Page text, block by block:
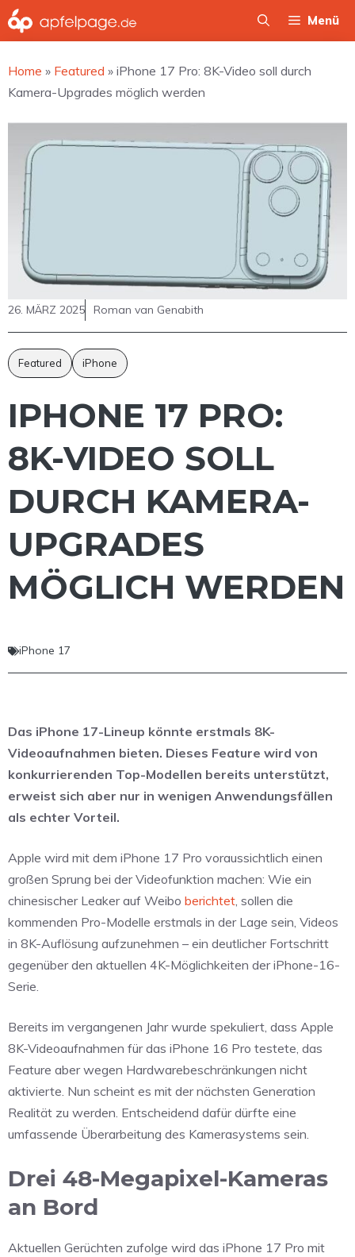
Zum
Inhalt
Menü
Home » Featured » iPhone 17 Pro: 8K-Video soll durch
Kamera-Upgrades möglich werden
26. MÄRZ 2025 Roman van Genabith
Featured iPhone
IPHONE 17 PRO:
8K-VIDEO SOLL
DURCH KAMERA-
UPGRADES
MÖGLICH WERDEN
iPhone 17
Das iPhone 17-Lineup könnte erstmals 8K-
Videoaufnahmen bieten. Dieses Feature wird von
konkurrierenden Top-Modellen bereits unterstützt,
erweist sich aber nur in wenigen Anwendungsfällen
als echter Vorteil.
Apple wird mit dem iPhone 17 Pro voraussichtlich einen
großen Sprung bei der Videofunktion machen: Wie ein
chinesischer Leaker auf Weibo berichtet, sollen die
kommenden Pro-Modelle erstmals in der Lage sein, Videos
in 8K-Auflösung aufzunehmen – ein deutlicher Fortschritt
gegenüber den aktuellen 4K-Möglichkeiten der iPhone-16-
Serie.
Bereits im vergangenen Jahr wurde spekuliert, dass Apple
8K-Videoaufnahmen für das iPhone 16 Pro testete, das
Feature aber wegen Hardwarebeschränkungen nicht
aktivierte. Nun scheint es mit der nächsten Generation
Realität zu werden. Entscheidend dafür dürfte eine
umfassende Überarbeitung des Kamerasystems sein.
Drei 48-Megapixel-Kameras
an Bord
Aktuellen Gerüchten zufolge wird das iPhone 17 Pro mit